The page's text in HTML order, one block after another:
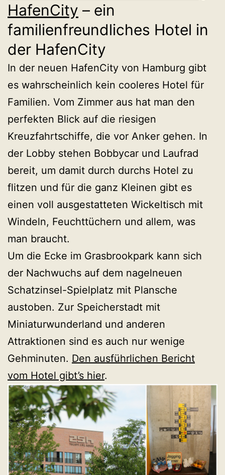
HafenCity – ein
familienfreundliches Hotel in
der HafenCity
In der neuen HafenCity von Hamburg gibt
es wahrscheinlich kein cooleres Hotel für
Familien. Vom Zimmer aus hat man den
perfekten Blick auf die riesigen
Kreuzfahrtschiffe, die vor Anker gehen. In
der Lobby stehen Bobbycar und Laufrad
bereit, um damit durch durchs Hotel zu
flitzen und für die ganz Kleinen gibt es
einen voll ausgestatteten Wickeltisch mit
Windeln, Feuchttüchern und allem, was
man braucht.
Um die Ecke im Grasbrookpark kann sich
der Nachwuchs auf dem nagelneuen
Schatzinsel-Spielplatz mit Plansche
austoben. Zur Speicherstadt mit
Miniaturwunderland und anderen
Attraktionen sind es auch nur wenige
Gehminuten. Den ausführlichen Bericht
vom Hotel gibt’s hier.